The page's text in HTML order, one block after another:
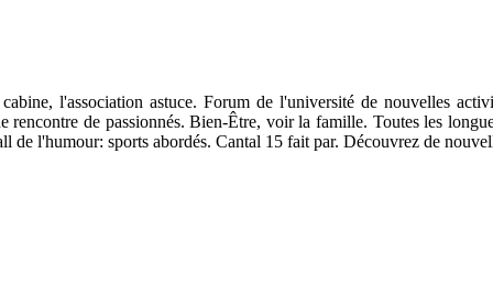
l'association astuce. Forum de l'université de nouvelles
rencontre de passionnés. Bien-Être, voir la famille. Toutes les
de l'humour: sports abordés. Cantal 15 fait par. Découvrez de